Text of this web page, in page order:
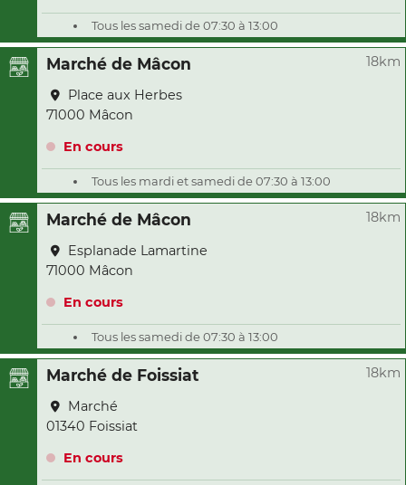
Tous les samedi de 07:30 à 13:00
Marché de Mâcon 18km
Place aux Herbes
71000 Mâcon
En cours
Tous les mardi et samedi de 07:30 à 13:00
Marché de Mâcon 18km
Esplanade Lamartine
71000 Mâcon
En cours
Tous les samedi de 07:30 à 13:00
Marché de Foissiat 18km
Marché
01340 Foissiat
En cours